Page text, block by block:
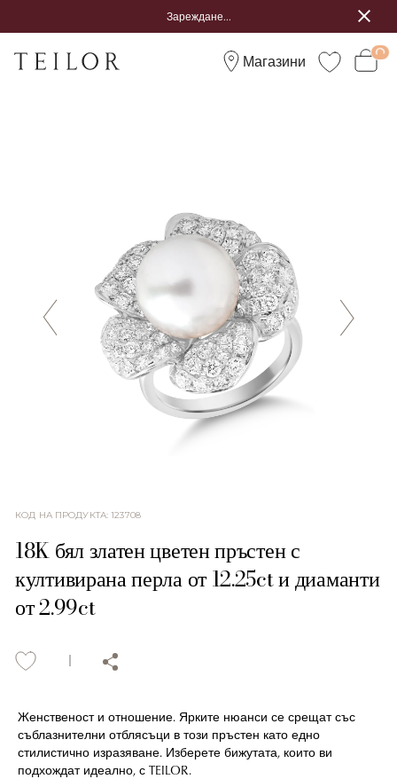
Зареждане...
Магазини
КОД НА ПРОДУКТА:123708
18K бял златен цветен пръстен с
култивирана перла от 12.25ct и диаманти
от 2.99ct
Женственост и отношение. Ярките нюанси се срещат със
съблазнителни отблясъци в този пръстен като едно
стилистично изразяване. Изберете бижутата, които ви
подхождат идеално, с TEILOR.